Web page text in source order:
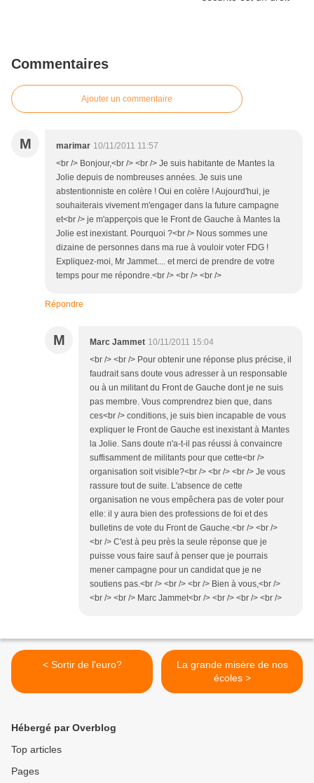
Commentaires
Ajouter un commentaire
M marimar 10/11/2011 11:57
<br /> Bonjour,<br /> <br /> Je suis habitante de Mantes la
Jolie depuis de nombreuses années. Je suis une
abstentionniste en colère ! Oui en colère ! Aujourd'hui, je
souhaiterais vivement m'engager dans la future campagne
et<br /> je m'apperçois que le Front de Gauche à Mantes la
Jolie est inexistant. Pourquoi ?<br /> Nous sommes une
dizaine de personnes dans ma rue à vouloir voter FDG !
Expliquez-moi, Mr Jammet.... et merci de prendre de votre
temps pour me répondre.<br /> <br /> <br />
Répondre
M Marc Jammet 10/11/2011 15:04
<br /> <br /> Pour obtenir une réponse plus précise, il
faudrait sans doute vous adresser à un responsable
ou à un militant du Front de Gauche dont je ne suis
pas membre. Vous comprendrez bien que, dans
ces<br /> conditions, je suis bien incapable de vous
expliquer le Front de Gauche est inexistant à Mantes
la Jolie. Sans doute n'a-t-il pas réussi à convaincre
suffisamment de militants pour que cette<br />
organisation soit visible?<br /> <br /> <br /> Je vous
rassure tout de suite. L'absence de cette
organisation ne vous empêchera pas de voter pour
elle: il y aura bien des professions de foi et des
bulletins de vote du Front de Gauche.<br /> <br />
<br /> C'est à peu près la seule réponse que je
puisse vous faire sauf à penser que je pourrais
mener campagne pour un candidat que je ne
soutiens pas.<br /> <br /> <br /> Bien à vous,<br />
<br /> <br /> Marc Jammet<br /> <br /> <br /> <br />
< Sortir de l'euro?
La grande misère de nos
écoles >
Hébergé par Overblog
Top articles
Pages